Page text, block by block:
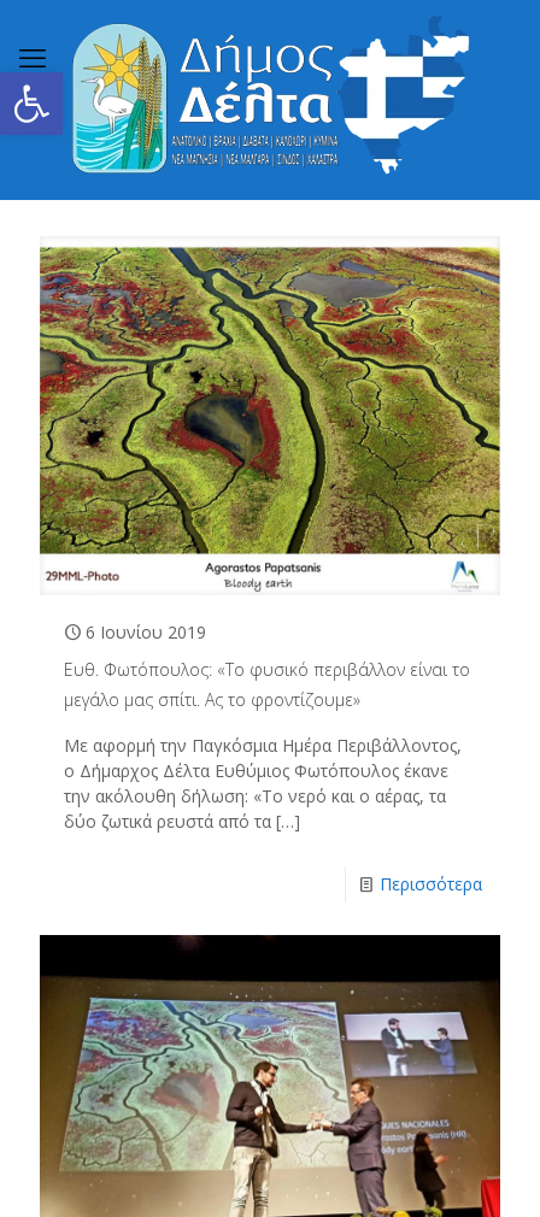
Ανοίξτε τη γραμμή εργαλείων
6 Ιουνίου 2019
Ευθ. Φωτόπουλος: «Το φυσικό περιβάλλον είναι το
μεγάλο μας σπίτι. Ας το φροντίζουμε»
Με αφορμή την Παγκόσμια Ημέρα Περιβάλλοντος,
ο Δήμαρχος Δέλτα Ευθύμιος Φωτόπουλος έκανε
την ακόλουθη δήλωση: «Το νερό και ο αέρας, τα
δύο ζωτικά ρευστά από τα […]
Περισσότερα